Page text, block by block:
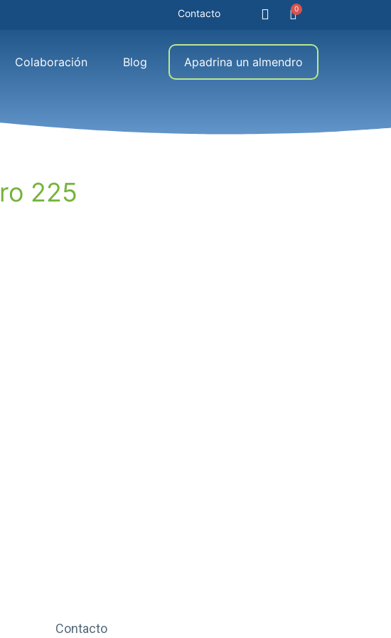
Contacto
Colaboración Blog Apadrina un almendro
ro 225
Contacto